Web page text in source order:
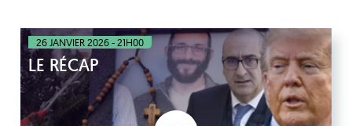
26 JANVIER 2026 - 21H00
LE RÉCAP